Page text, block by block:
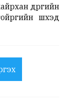
дүүргийн
шүүхэд